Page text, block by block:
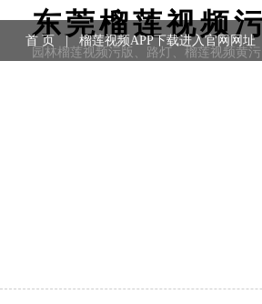
东莞榴莲视频
园林榴莲视频污版、路灯、榴莲视频黄
首 页 | 榴莲视频APP下载进入官网网址